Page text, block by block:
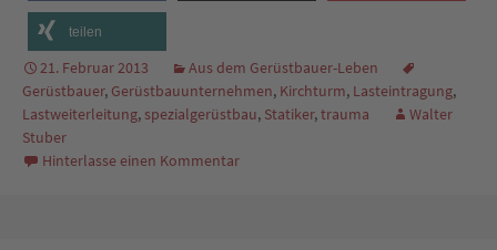
teilen
21. Februar 2013
Aus dem Gerüstbauer-Leben
Gerüstbauer, Gerüstbauunternehmen, Kirchturm, Lasteintragung,
Lastweiterleitung, spezialgerüstbau, Statiker,trauma
Walter
Stuber
Hinterlasse einen Kommentar